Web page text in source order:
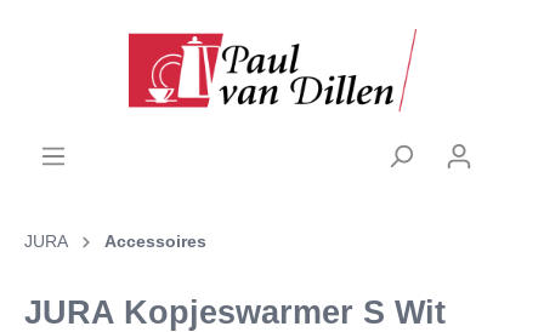
JURA Accessoires
JURA Kopjeswarmer S Wit